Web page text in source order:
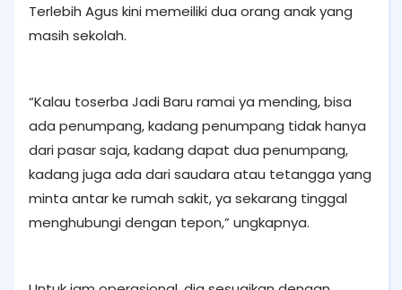
Terlebih Agus kini memeiliki dua orang anak yang
masih sekolah.
“Kalau toserba Jadi Baru ramai ya mending, bisa
ada penumpang, kadang penumpang tidak hanya
dari pasar saja, kadang dapat dua penumpang,
kadang juga ada dari saudara atau tetangga yang
minta antar ke rumah sakit, ya sekarang tinggal
menghubungi dengan tepon,” ungkapnya.